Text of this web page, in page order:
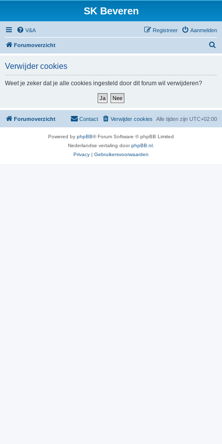
SK Beveren
V&A Aanmelden
Registreer
Forumoverzicht
Verwijder cookies
Weet je zeker dat je alle cookies ingesteld door dit forum wil verwijderen?
Forumoverzicht Alle tijden zijn UTC+02:00
Verwijder cookies
Contact
Powered by phpBB® Forum Software © phpBB Limited
Nederlandse vertaling doorphpBB.nl
Privacy | Gebruikersvoorwaarden